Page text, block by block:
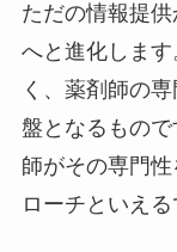
ただの情報提供
へと進化しま
く、薬剤師の
盤となるもの
師がその専門
ローチといえる